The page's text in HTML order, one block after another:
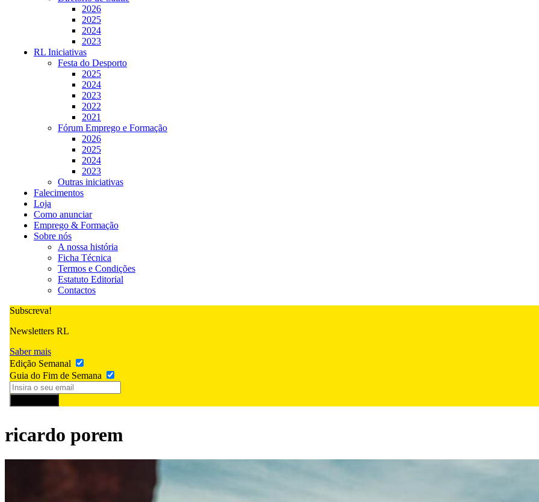
2026
2025
2024
2023
RL Iniciativas
Festa do Desporto
2025
2024
2023
2022
2021
Fórum Emprego e Formação
2026
2025
2024
2023
Outras iniciativas
Falecimentos
Loja
Como anunciar
Emprego & Formação
Sobre nós
A nossa história
Ficha Técnica
Termos e Condições
Estatuto Editorial
Contactos
Subscreva!
Newsletters RL
Saber mais
Edição Semanal
Guia do Fim de Semana
ricardo porem